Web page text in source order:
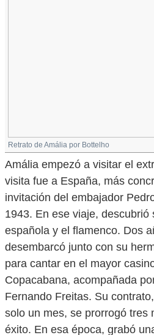
Retrato de Amália por Bottelho
Amália empezó a visitar el
visita fue a España, más
invitación del embajador
1943. En ese viaje,
española y el flamenco. Dos
desembarcó junto con su
para cantar en el mayor
Copacabana, acompañada
Fernando Freitas. Su
solo un mes, se prorrogó tres
éxito. En esa época, grabó